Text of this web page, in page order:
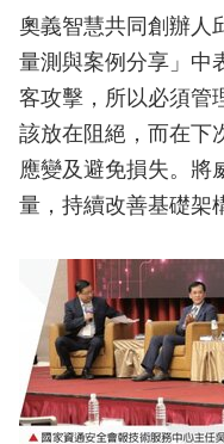
奧義智慧共同創辦人
量測與案例分享」中
客攻擊，所以必須管
該放在阻絕，而在下
應變及避免損失。將
量，持續改善基礎架